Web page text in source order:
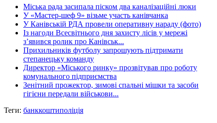
Міська рада засипала піском два каналізаційні люки
У «Мастер-шеф 9» візьме участь канівчанка
У Канівській РДА провели оперативну нараду (фото)
Із нагоди Всесвітнього дня захисту лісів у мережі
з’явився ролик про Канівськ...
Прихильників футболу запрошують підтримати
степанецьку команду
Директор «Міського ринку» прозвітував про роботу
комунального підприємства
Зенітний прожектор, зимові спальні мішки та засоби
гігієни передали військови...
Теги: банккоштиполіція